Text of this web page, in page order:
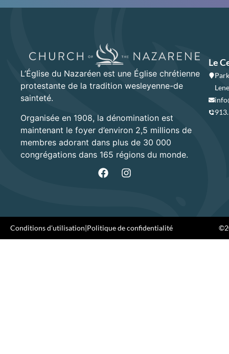
L’Église du Nazaréen est une Église chrétienne
protestante de la tradition wesleyenne-de
sainteté.
Organisée en 1908, la dénomination est
maintenant le foyer d’environ 2,5 millions de
membres adorant dans plus de 30 000
congrégations dans 165 régions du monde.
Le
Conditions d'utilisation|Politique de confidentialité